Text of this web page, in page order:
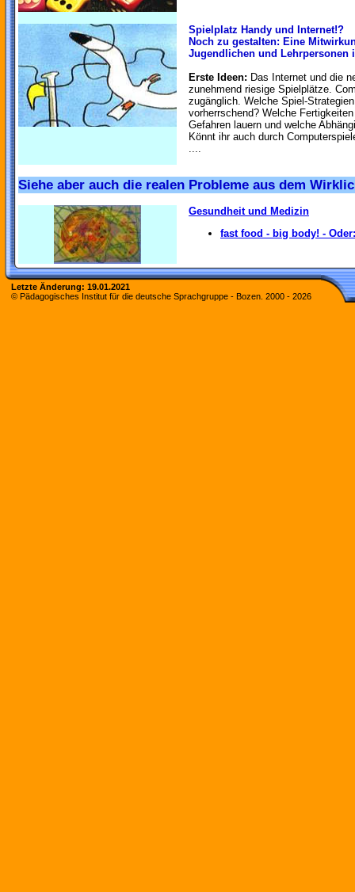
Spielplatz Handy und Internet!?
Noch zu gestalten: Eine
Jugendlichen und Lehrpersonen
Erste Ideen: Das Internet und die
zunehmend riesige Spielplätze.
zugänglich. Welche Spiel-
vorherrschend? Welche
Gefahren lauern und welche
Könnt ihr auch durch
....
Siehe aber auch die realen Probleme aus dem
Gesundheit und Medizin
fast food - big body! -
Letzte Änderung: 19.01.2021
© Pädagogisches Institut für die deutsche Sprachgruppe - Bozen. 2000 - 2026